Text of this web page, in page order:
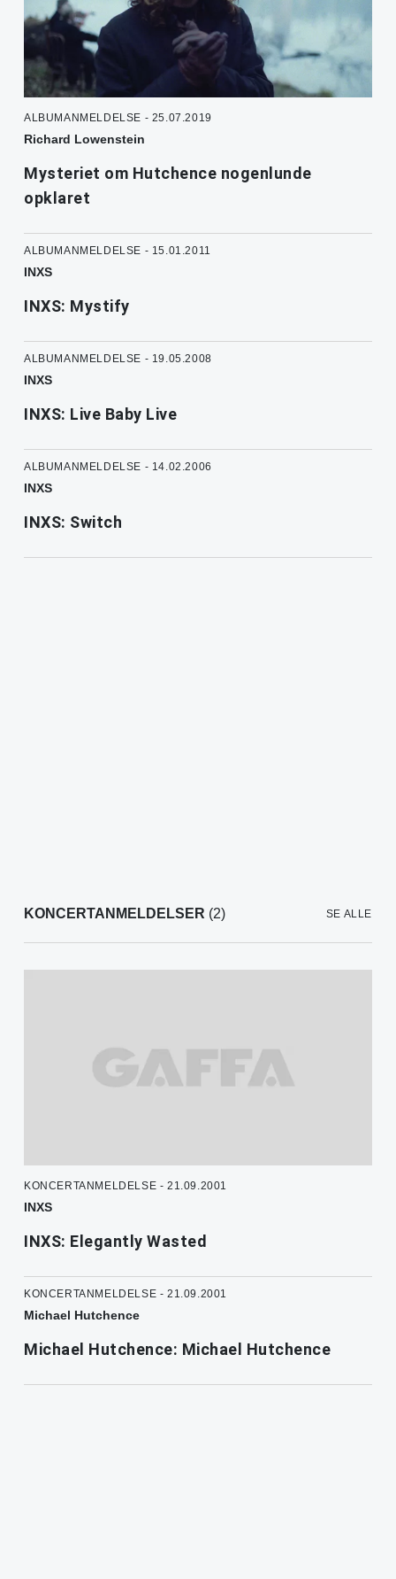
ALBUMANMELDELSE - 25.07.2019
Richard Lowenstein
Mysteriet om Hutchence nogenlunde
opklaret
ALBUMANMELDELSE - 15.01.2011
INXS
INXS: Mystify
ALBUMANMELDELSE - 19.05.2008
INXS
INXS: Live Baby Live
ALBUMANMELDELSE - 14.02.2006
INXS
INXS: Switch
KONCERTANMELDELSER (2) SE ALLE
KONCERTANMELDELSE - 21.09.2001
INXS
INXS: Elegantly Wasted
KONCERTANMELDELSE - 21.09.2001
Michael Hutchence
Michael Hutchence: Michael Hutchence